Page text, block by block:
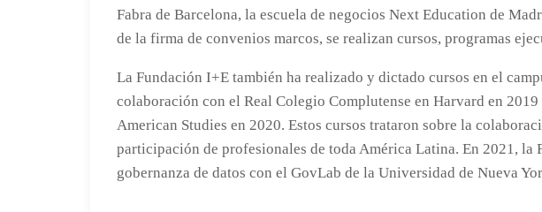
Fabra de Barcelona, la escuela de negocios Next Education de
de la firma de convenios marcos, se realizan cursos, programas
La Fundación I+E también ha realizado y dictado cursos en el
colaboración con el Real Colegio Complutense en Harvard en
American Studies en 2020. Estos cursos trataron sobre la
participación de profesionales de toda América Latina. En 2021, la
gobernanza de datos con el GovLab de la Universidad de Nueva